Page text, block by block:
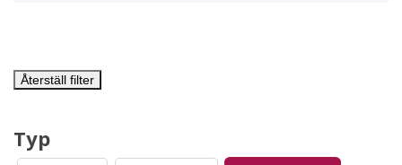
Återställ filter
Typ